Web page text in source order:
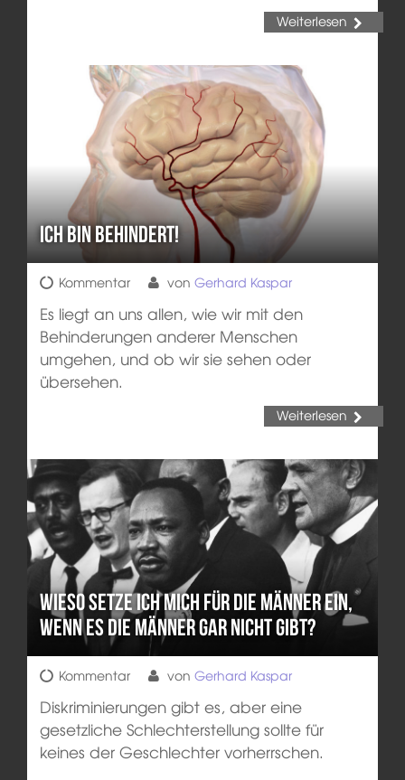
Weiterlesen
Ich bin behindert!
Kommentar von Gerhard Kaspar
Es liegt an uns allen, wie wir mit den
Behinderungen anderer Menschen
umgehen, und ob wir sie sehen oder
übersehen.
Weiterlesen
Wieso setze ich mich für DIE Männer ein,
wenn es DIE Männer gar nicht gibt?
Kommentar von Gerhard Kaspar
Diskriminierungen gibt es, aber eine
gesetzliche Schlechterstellung sollte für
keines der Geschlechter vorherrschen.